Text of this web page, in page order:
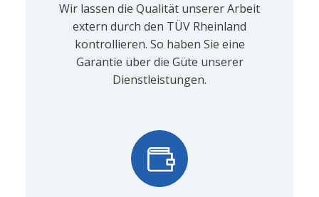
Wir lassen die Qualität unserer Arbeit
extern durch den TÜV Rheinland
kontrollieren. So haben Sie eine
Garantie über die Güte unserer
Dienstleistungen.